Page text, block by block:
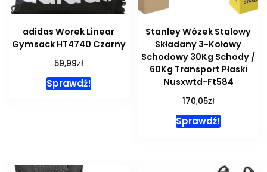
adidas Worek Linear
Gymsack HT4740 Czarny
59,99zł
Sprawdź!
Stanley Wózek Stalowy
Składany 3-Kołowy
Schodowy 30Kg Schody /
60Kg Transport Płaski
Nusxwtd-Ft584
170,05zł
Sprawdź!